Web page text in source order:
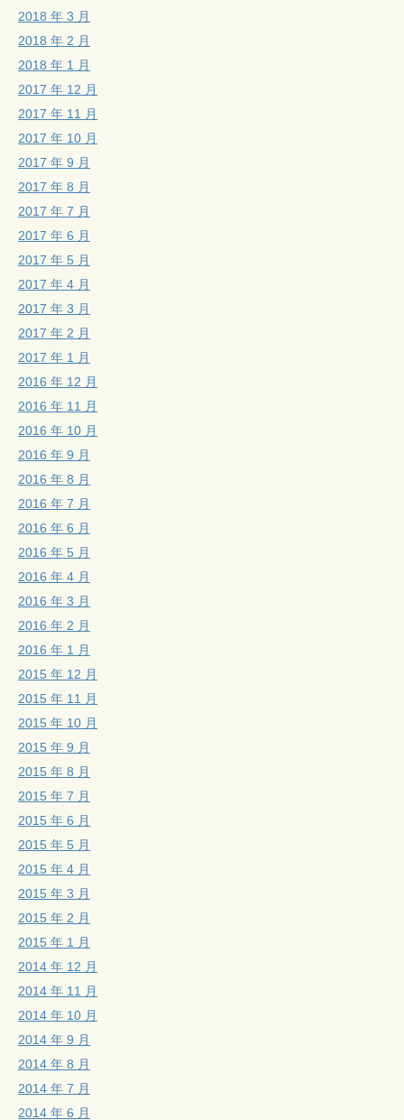
2018 年 3 月
2018 年 2 月
2018 年 1 月
2017 年 12 月
2017 年 11 月
2017 年 10 月
2017 年 9 月
2017 年 8 月
2017 年 7 月
2017 年 6 月
2017 年 5 月
2017 年 4 月
2017 年 3 月
2017 年 2 月
2017 年 1 月
2016 年 12 月
2016 年 11 月
2016 年 10 月
2016 年 9 月
2016 年 8 月
2016 年 7 月
2016 年 6 月
2016 年 5 月
2016 年 4 月
2016 年 3 月
2016 年 2 月
2016 年 1 月
2015 年 12 月
2015 年 11 月
2015 年 10 月
2015 年 9 月
2015 年 8 月
2015 年 7 月
2015 年 6 月
2015 年 5 月
2015 年 4 月
2015 年 3 月
2015 年 2 月
2015 年 1 月
2014 年 12 月
2014 年 11 月
2014 年 10 月
2014 年 9 月
2014 年 8 月
2014 年 7 月
2014 年 6 月